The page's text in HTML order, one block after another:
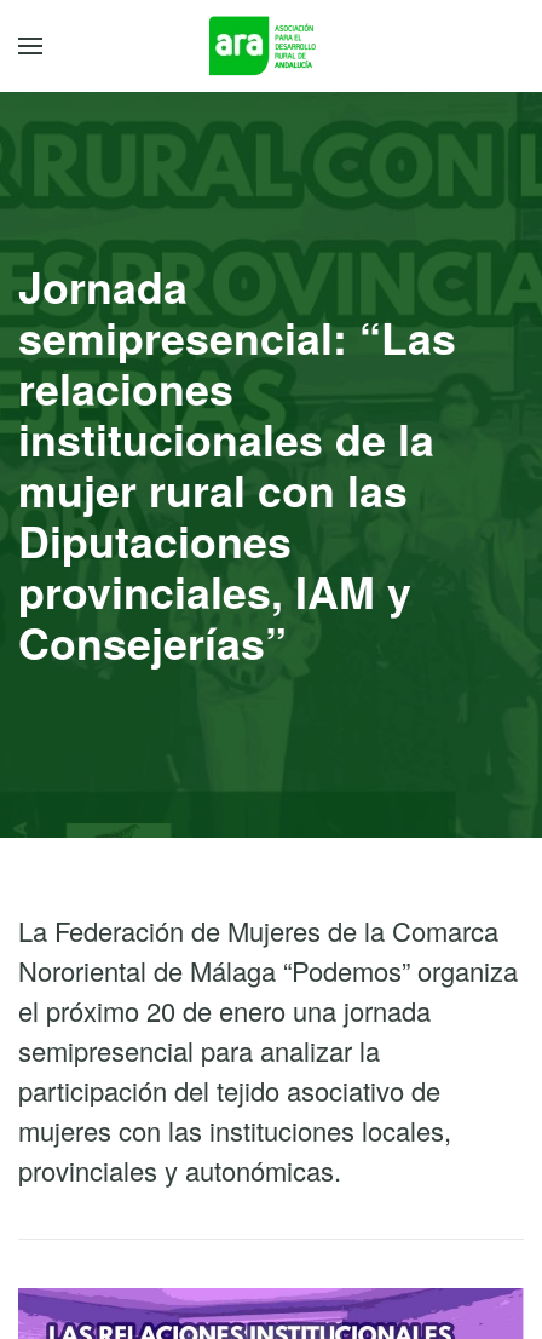
Jornada
semipresencial: “Las
relaciones
institucionales de la
mujer rural con las
Diputaciones
provinciales, IAM y
Consejerías”
La Federación de Mujeres de la Comarca
Nororiental de Málaga “Podemos” organiza
el próximo 20 de enero una jornada
semipresencial para analizar la
participación del tejido asociativo de
mujeres con las instituciones locales,
provinciales y autonómicas.